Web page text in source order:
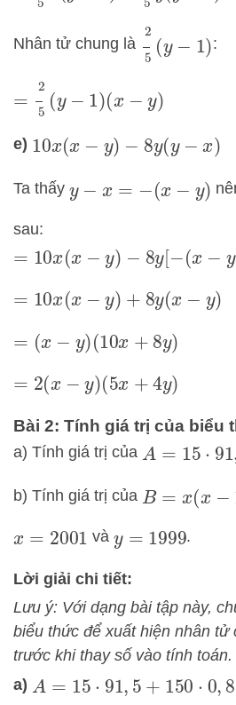
Nhân tử chung là 2 5 1) :
5 (y )( x−
e) 10x(x−y )−8y y−x)
Ta thấy y −x =−(x −y)
sau:
=10x(x− y) −8 y[−(x −y)]
=10x(x− y) +8 y(x−y)
=( x− y)( 10x+8y)
=2(x− y) (5x+4y)
Bài 2: Tính giá trị của biểu
a) Tính giá trị của A=15⋅91 ,5
b) Tính giá trị của B=x (x−1 )−
x=2001 vày =1999 .
Lời giải chi tiết:
Lưu ý: Với dạng bài tập này,
biểu thức để xuất hiện nhân tử
trước khi thay số vào tính toán.
a) A=15⋅91 ,5+ 150 ⋅0,85